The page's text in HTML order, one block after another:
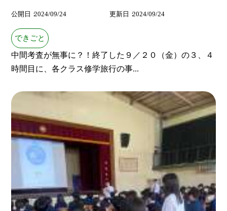
公開日 2024/09/24 更新日 2024/09/24
できごと
中間考査が無事に？！終了した９／２０（金）の３、４
時間目に、各クラス修学旅行の事...